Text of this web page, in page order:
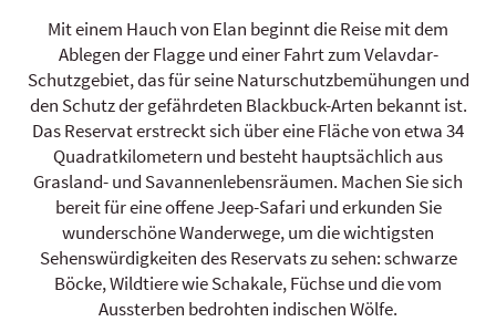
Mit einem Hauch von Elan beginnt die Reise mit dem
Ablegen der Flagge und einer Fahrt zum Velavdar-
Schutzgebiet, das für seine Naturschutzbemühungen und
den Schutz der gefährdeten Blackbuck-Arten bekannt ist.
Das Reservat erstreckt sich über eine Fläche von etwa 34
Quadratkilometern und besteht hauptsächlich aus
Grasland- und Savannenlebensräumen. Machen Sie sich
bereit für eine offene Jeep-Safari und erkunden Sie
wunderschöne Wanderwege, um die wichtigsten
Sehenswürdigkeiten des Reservats zu sehen: schwarze
Böcke, Wildtiere wie Schakale, Füchse und die vom
Aussterben bedrohten indischen Wölfe.